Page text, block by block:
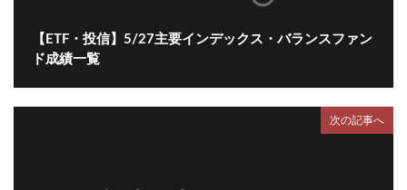
【ETF・投信】5/27主要インデックス・バランスファン
ド成績一覧
次の記事へ